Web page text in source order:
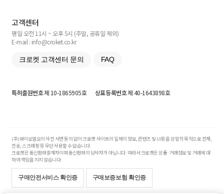
고객센터
평일 오전 11시 ~ 오후 5시 (주말, 공휴일 제외)
E-mail : info@croket.co.kr
크로켓 고객센터 문의 FAQ
특허출원번호제 10-1865905호 상표등록번호제 40-1643898호
(주)와이오엘오의 사전 서면 동의 없이 크로켓 사이트의 일체의 정보, 콘텐츠 및 UI등을 상업적 목적으로 전재,
전송, 스크래핑 등 무단 사용할 수 없습니다.
크로켓은 통신판매중개자이며 통신판매의 당사자가 아닙니다. 따라서 크로켓은 상품·거래정보 및 거래에 대
하여 책임을 지지 않습니다.
구매안전서비스 확인증 구매보증보험 확인증